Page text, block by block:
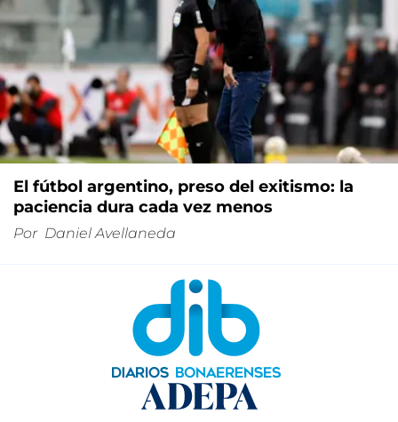
El fútbol argentino, preso del exitismo: la
paciencia dura cada vez menos
Por Daniel Avellaneda